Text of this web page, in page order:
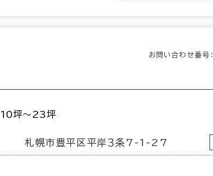
お問い合わせ番号：
10坪～23坪
札幌市豊平区平岸３条7-1-27